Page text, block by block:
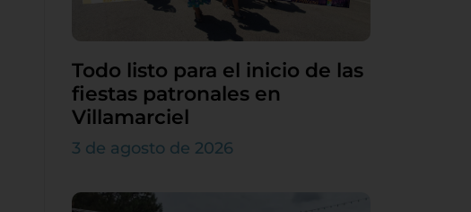
Todo listo para el inicio de las
fiestas patronales en
Villamarciel
3 de agosto de 2026